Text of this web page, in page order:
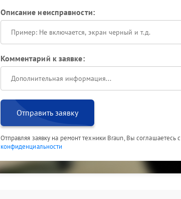
Описание неисправности:
Комментарий к заявке:
Отправить заявку
Отправляя заявку на ремонт техники Braun, Вы соглашаетесь с
конфиденциальности